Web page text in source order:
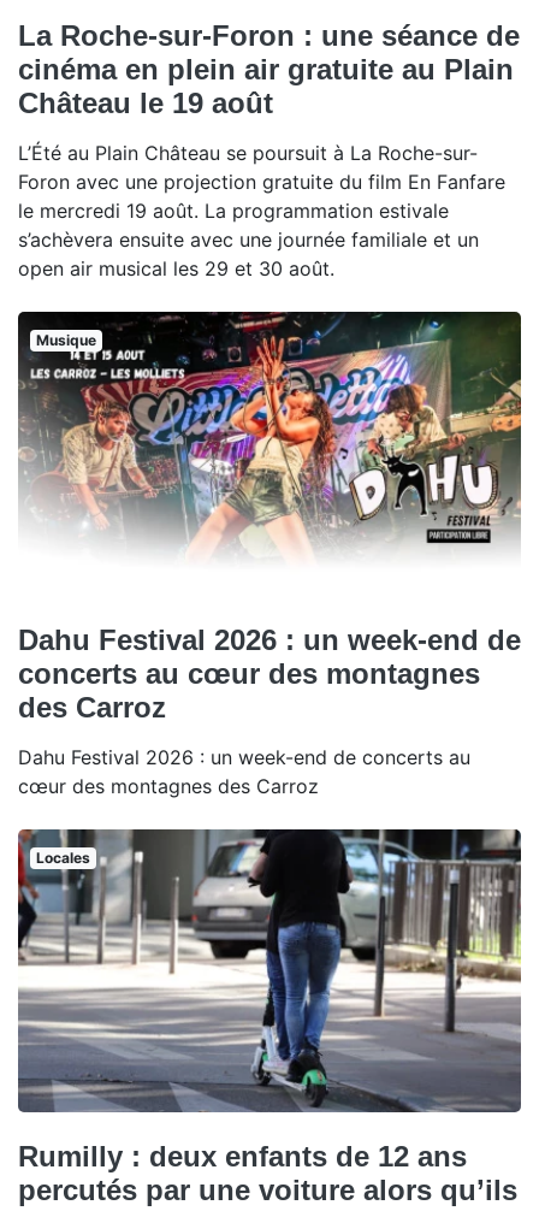
La Roche-sur-Foron : une séance de
cinéma en plein air gratuite au Plain
Château le 19 août
L’Été au Plain Château se poursuit à La Roche-sur-
Foron avec une projection gratuite du film En Fanfare
le mercredi 19 août. La programmation estivale
s’achèvera ensuite avec une journée familiale et un
open air musical les 29 et 30 août.
Musique
Dahu Festival 2026 : un week-end de
concerts au cœur des montagnes
des Carroz
Dahu Festival 2026 : un week-end de concerts au
cœur des montagnes des Carroz
Locales
Rumilly : deux enfants de 12 ans
percutés par une voiture alors qu’ils